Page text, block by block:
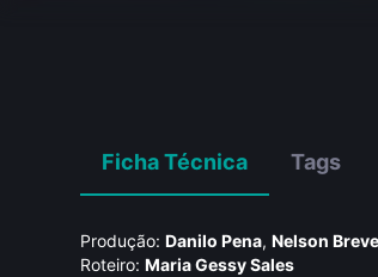
Ficha Técnica Tags
Produção: Danilo Pena,Nelson Breve
Roteiro: Maria Gessy Sales